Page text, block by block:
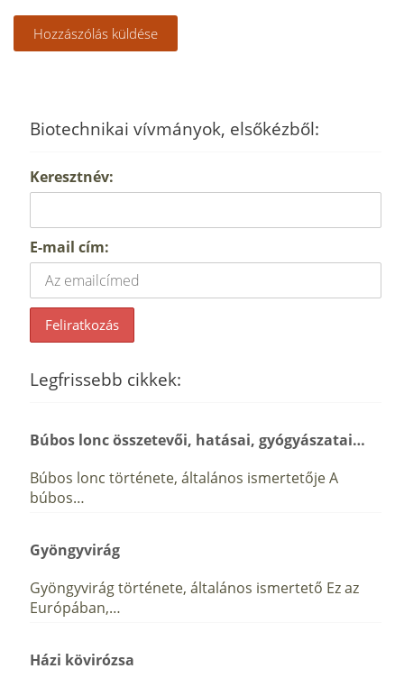
Biotechnikai vívmányok, elsőkézből:
Keresztnév:
E-mail cím:
Legfrissebb cikkek:
Búbos lonc összetevői, hatásai, gyógyászatai…
Búbos lonc története, általános ismertetője A
búbos…
Gyöngyvirág
Gyöngyvirág története, általános ismertető Ez az
Európában,…
Házi kövirózsa